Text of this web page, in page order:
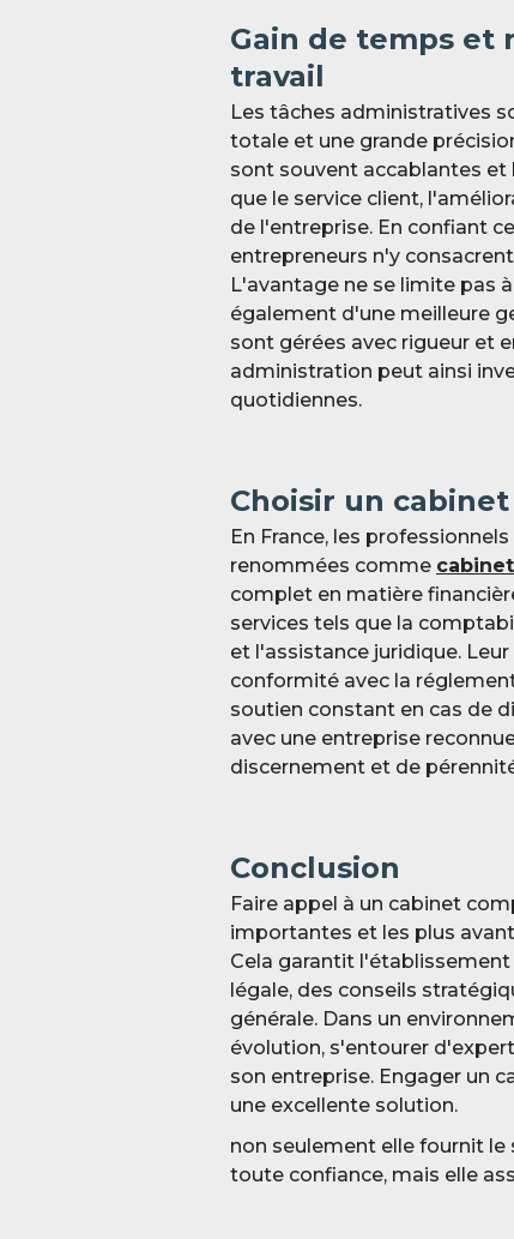
Gain de temps et
travail
Les tâches administratives
totale et une grande
sont souvent accablantes
que le service client,
de l'entreprise. En confiant
entrepreneurs n'y
L'avantage ne se limite pas
également d'une meilleure
sont gérées avec rigueur et
administration peut ainsi
quotidiennes.
Choisir un
En France, les
renommées comme
complet en matière
services tels que la
et l'assistance juridique.
conformité avec la
soutien constant en cas de
avec une entreprise
discernement et de
Conclusion
Faire appel à un cabinet
importantes et les plus
Cela garantit
légale, des conseils
générale. Dans un
évolution, s'entourer
son entreprise. Engager un
une excellente solution.
non seulement elle fournit le
toute confiance, mais elle